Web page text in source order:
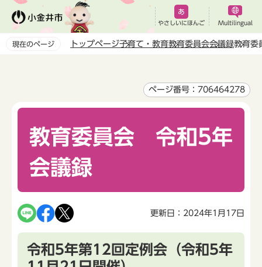
ペ
やさしいにほんご Multilingual
現在のページ トップページ子育て・教育教育委員会会議録教育委
ページ番号：706464278
教育委員会 令和5年
会議録
更新日：2024年1月17日
令和5年第12回定例会（令和5年